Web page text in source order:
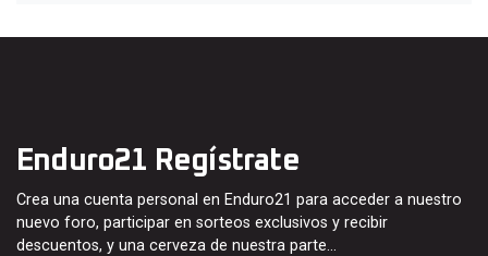
Enduro21 Regístrate
Crea una cuenta personal en Enduro21 para acceder a nuestro
nuevo foro, participar en sorteos exclusivos y recibir
descuentos, y una cerveza de nuestra parte…